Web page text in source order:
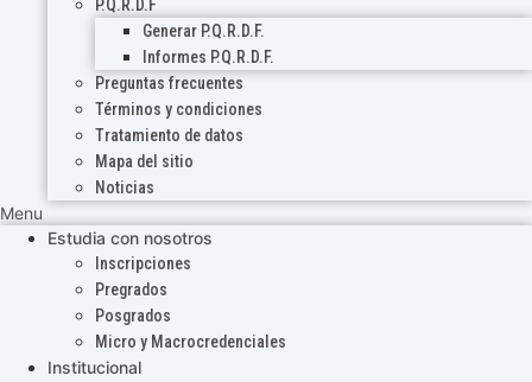
P.Q.R.D.F
Generar P.Q.R.D.F.
Informes P.Q.R.D.F.
Preguntas frecuentes
Términos y condiciones
Tratamiento de datos
Mapa del sitio
Noticias
Menu
Estudia con nosotros
Inscripciones
Pregrados
Posgrados
Micro y Macrocredenciales
Institucional